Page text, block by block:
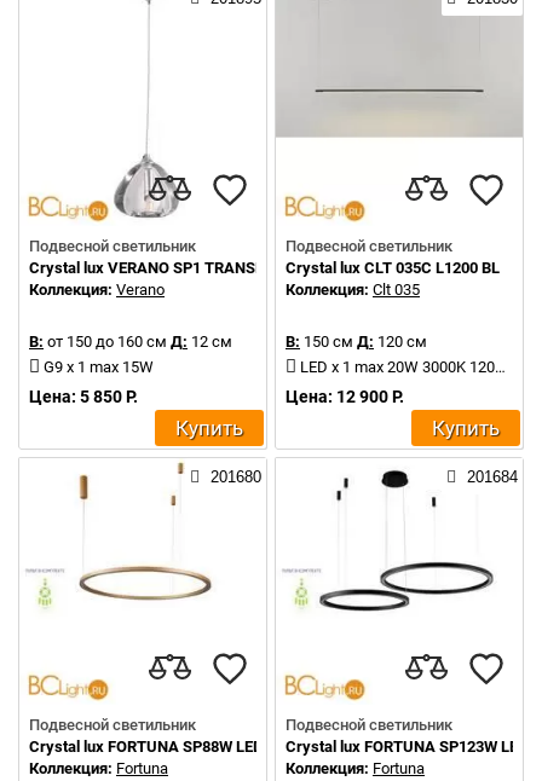
Подвесной светильник
Crystal lux VERANO SP1 TRANSPARENT
Коллекция: Verano
В: от 150 до 160 см Д: 12 см
G9 x 1 max 15W
Цена: 5 850 Р.
Купить
Подвесной светильник
Crystal lux CLT 035C L1200 BL
Коллекция: Clt 035
В: 150 см Д: 120 см
LED x 1 max 20W 3000K 1200Lm
Цена: 12 900 Р.
Купить
201680
Подвесной светильник
Crystal lux FORTUNA SP88W LED D1000 GOLD
Коллекция: Fortuna
201684
Подвесной светильник
Crystal lux FORTUNA SP123W LED
Коллекция: Fortuna